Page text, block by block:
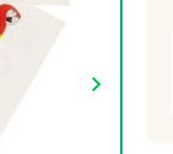
Volgende
keyboard_arrow_right